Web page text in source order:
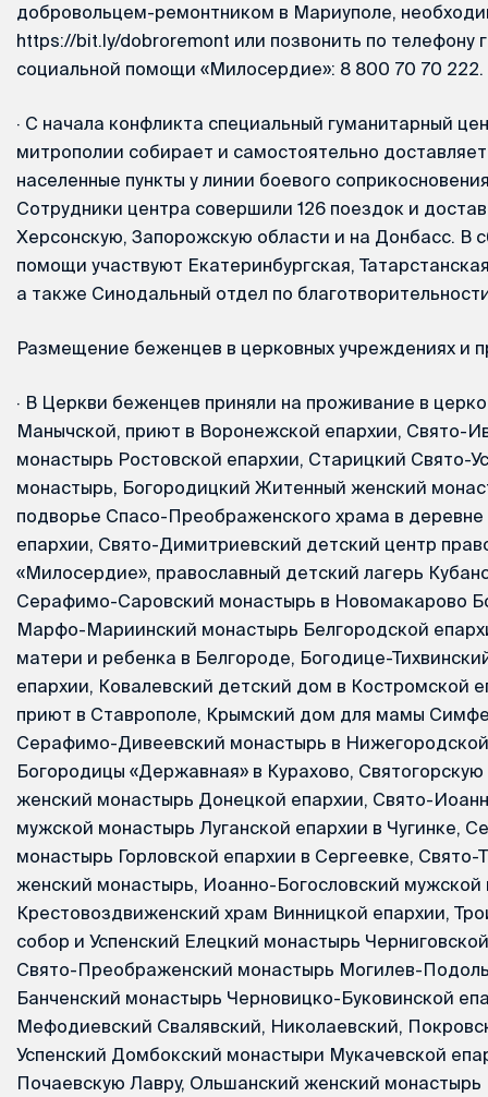
добровольцем-ремонтником в Мариуполе,
https://bit.ly/dobroremont или позвонить по телефону
социальной помощи «Милосердие»: 8 800 70 70 222.
· С начала конфликта специальный гуманитарный
митрополии собирает и самостоятельно
населенные пункты у линии боевого
Сотрудники центра совершили 126 поездок и
Херсонскую, Запорожскую области и на Донбасс. В
помощи участвуют Екатеринбургская,
а также Синодальный отдел по
Размещение беженцев в церковных учреждениях и
· В Церкви беженцев приняли на проживание в
Манычской, приют в Воронежской епархии, Свято-
монастырь Ростовской епархии, Старицкий Свято-
монастырь, Богородицкий Житенный женский
подворье Спасо-Преображенского храма в
епархии, Свято-Димитриевский детский центр
«Милосердие», православный детский лагерь
Серафимо-Саровский монастырь в Новомакарово
Марфо-Мариинский монастырь Белгородской
матери и ребенка в Белгороде, Богодице-
епархии, Ковалевский детский дом в Костромской
приют в Ставрополе, Крымский дом для мамы
Серафимо-Дивеевский монастырь в
Богородицы «Державная» в Курахово,
женский монастырь Донецкой епархии, Свято-
мужской монастырь Луганской епархии в Чугинке,
монастырь Горловской епархии в Сергеевке,
женский монастырь, Иоанно-Богословский мужской
Крестовоздвиженский храм Винницкой епархии,
собор и Успенский Елецкий монастырь
Свято-Преображенский монастырь Могилев-
Банченский монастырь Черновицко-Буковинской
Мефодиевский Свалявский, Николаевский,
Успенский Домбокский монастыри Мукачевской
Почаевскую Лавру, Ольшанский женский монастырь